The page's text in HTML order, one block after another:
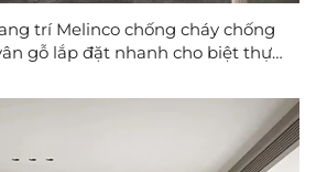
trí Melinco chống cháy chống
gỗ lắp đặt nhanh cho biệt thự